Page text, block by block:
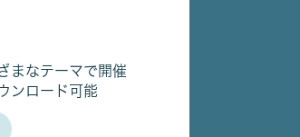
まなテーマで開催
ンロード可能